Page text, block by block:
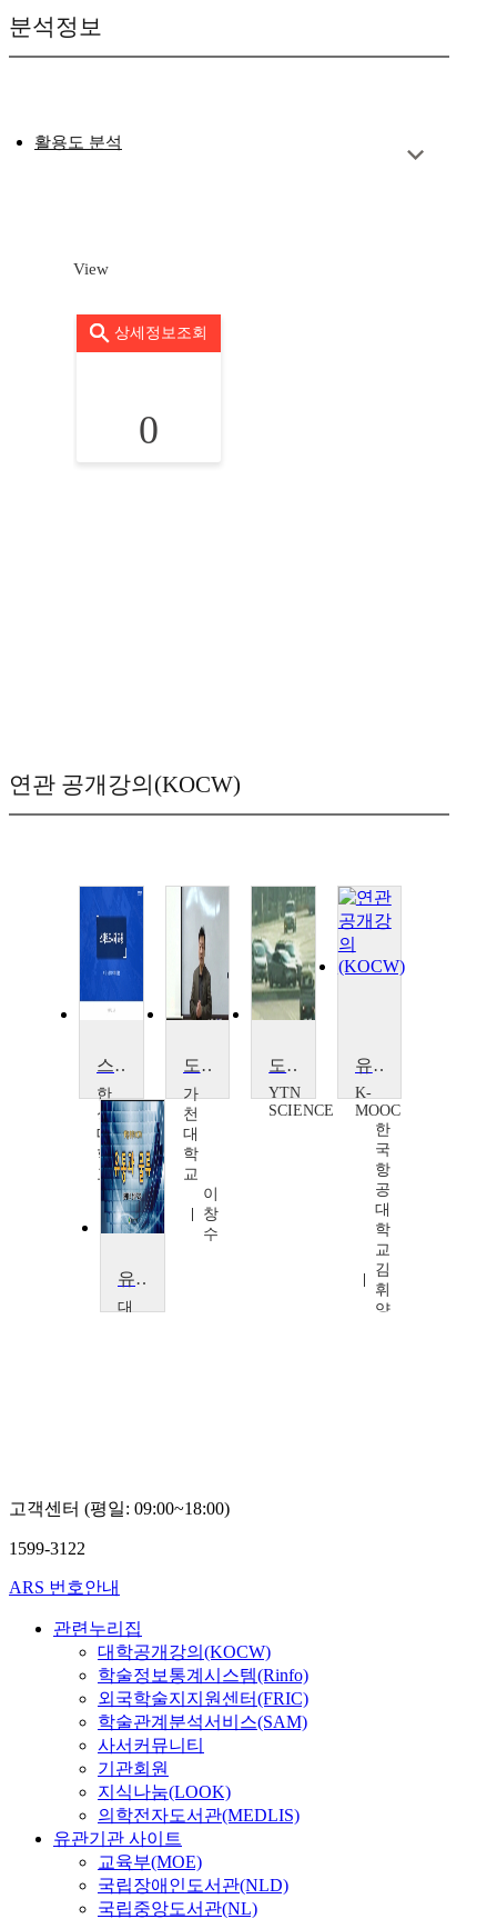
분석정보
활용도 분석
View
상세정보조회
0
연관 공개강의(KOCW)
스마트도시와 교통
한
성
대
학
교
조
재
우
도시 및 교통 지리학
가
천
대
학
교
이
창
수
도시인의 스트레스, 도로 교통 소음
YTN
SCIENCE
유인항공교통에서 무인항공교통으로
K-
MOOC
한
국
항
공
대
학
교
김
휘
양,
유통과 물류
대
고객센터 (평일: 09:00~18:00)
1599-3122
ARS 번호안내
관련누리집
대학공개강의(KOCW)
학술정보통계시스템(Rinfo)
외국학술지지원센터(FRIC)
학술관계분석서비스(SAM)
사서커뮤니티
기관회원
지식나눔(LOOK)
의학전자도서관(MEDLIS)
유관기관 사이트
교육부(MOE)
국립장애인도서관(NLD)
국립중앙도서관(NL)